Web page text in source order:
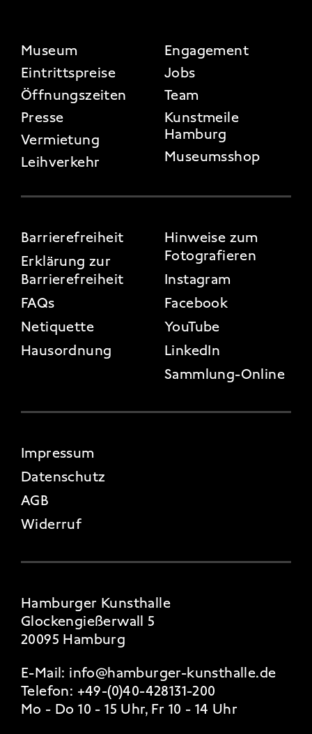
FOOTER 2
Museum
Eintrittspreise
Öffnungszeiten
Presse
Vermietung
Leihverkehr
Engagement
Jobs
Team
Kunstmeile
Hamburg
Museumsshop
FOOTER 3
Barrierefreiheit
Erklärung zur
Barrierefreiheit
FAQs
Netiquette
Hausordnung
Hinweise zum
Fotografieren
Instagram
Facebook
YouTube
LinkedIn
Sammlung-Online
FOOTER 4
Impressum
Datenschutz
AGB
Widerruf
Hamburger Kunsthalle
Glockengießerwall 5
20095 Hamburg
E-Mail: info@hamburger-kunsthalle.de
Telefon: +49-(0)40-428131-200
Mo - Do 10 - 15 Uhr, Fr 10 - 14 Uhr